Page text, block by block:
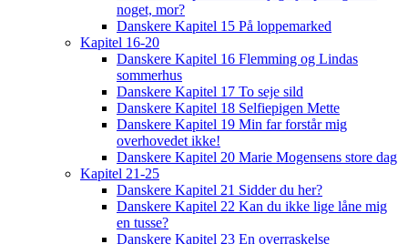
noget, mor?
Danskere Kapitel 15 På loppemarked
Kapitel 16-20
Danskere Kapitel 16 Flemming og Lindas
sommerhus
Danskere Kapitel 17 To seje sild
Danskere Kapitel 18 Selfiepigen Mette
Danskere Kapitel 19 Min far forstår mig
overhovedet ikke!
Danskere Kapitel 20 Marie Mogensens store dag
Kapitel 21-25
Danskere Kapitel 21 Sidder du her?
Danskere Kapitel 22 Kan du ikke lige låne mig
en tusse?
Danskere Kapitel 23 En overraskelse